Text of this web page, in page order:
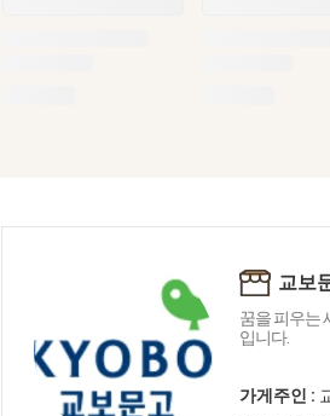
교보
꿈을 피우는
입니다.
가게주인 :